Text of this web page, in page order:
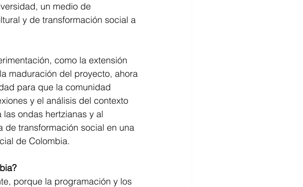
un medio de
y de transformación social a
como la extensión
maduración del proyecto, ahora
para que la comunidad
y el análisis del contexto
ondas hertzianas y al
transformación social en una
de Colombia.
porque la programación y los